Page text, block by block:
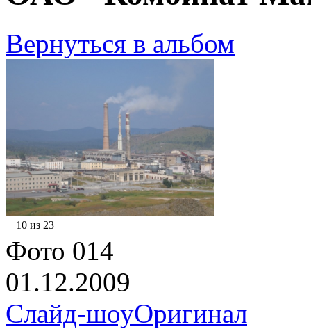
Вернуться в альбом
10 из 23
Фото 014
01.12.2009
Слайд-шоуОригинал